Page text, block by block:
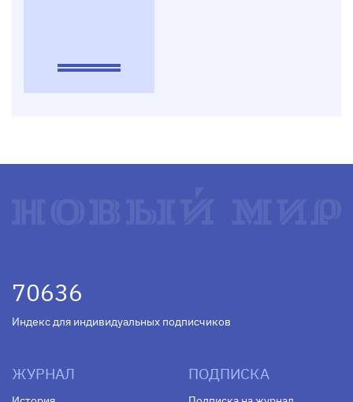
70636
Индекс для индивидуальных подписчиков
ЖУРНАЛ ПОДПИСКА